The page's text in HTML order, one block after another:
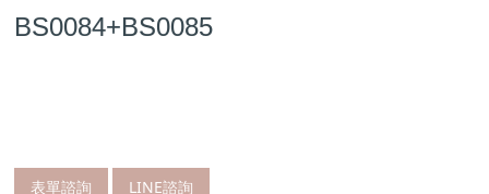
BS0084+BS0085
表單諮詢 LINE諮詢